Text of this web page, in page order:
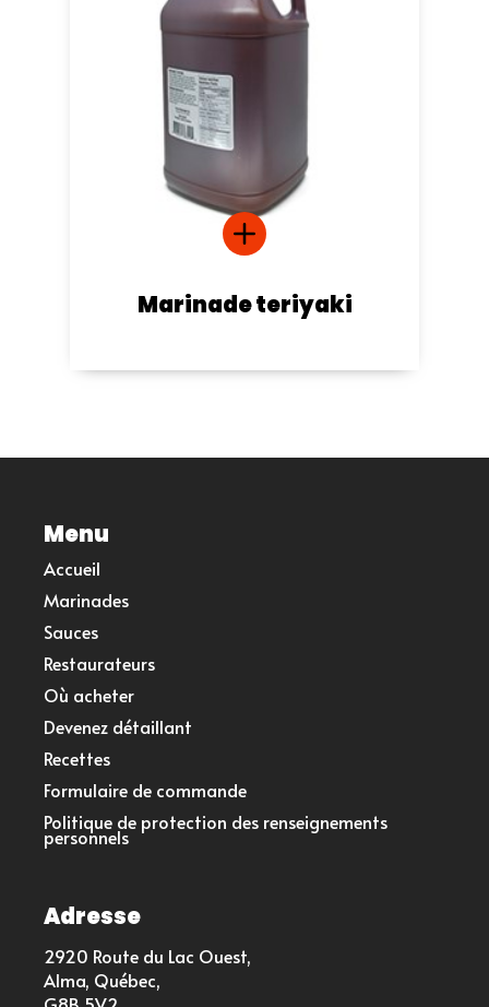
Marinade teriyaki
Menu
Accueil
Marinades
Sauces
Restaurateurs
Où acheter
Devenez détaillant
Recettes
Formulaire de commande
Politique de protection des renseignements
personnels
Adresse
2920 Route du Lac Ouest,
Alma, Québec,